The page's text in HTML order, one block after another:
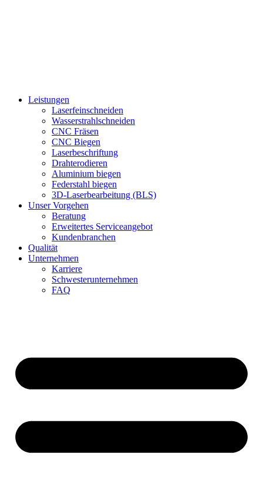
Leistungen
Laserfeinschneiden
Wasserstrahlschneiden
CNC Fräsen
CNC Biegen
Laserbeschriftung
Drahterodieren
Aluminium biegen
Federstahl biegen
3D-Laserbearbeitung (BLS)
Unser Vorgehen
Beratung
Erweitertes Serviceangebot
Kundenbranchen
Qualität
Unternehmen
Karriere
Schwesterunternehmen
FAQ